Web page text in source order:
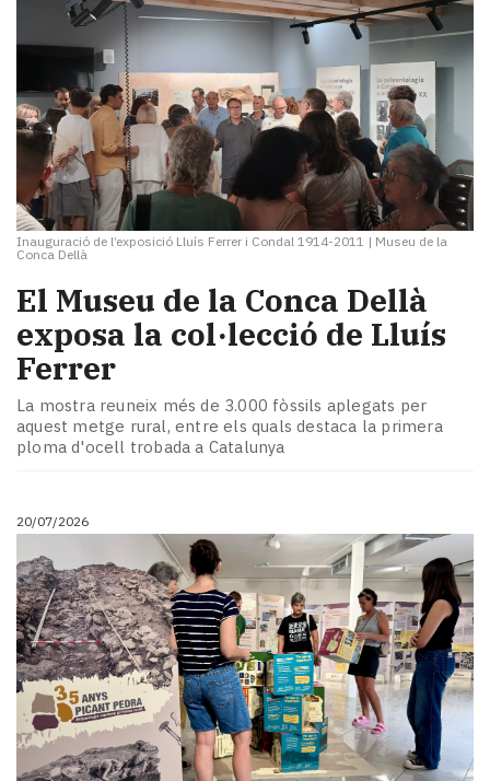
Inauguració de l’exposició Lluís Ferrer i Condal 1914-2011 | Museu de la
Conca Dellà
El Museu de la Conca Dellà
exposa la col·lecció de Lluís
Ferrer
La mostra reuneix més de 3.000 fòssils aplegats per
aquest metge rural, entre els quals destaca la primera
ploma d'ocell trobada a Catalunya
20/07/2026